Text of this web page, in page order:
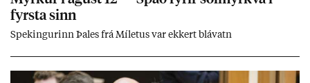
fyrsta sinn
Spek­ing­ur­inn Þa­les frá Míletus var ekk­ert blá­vatn